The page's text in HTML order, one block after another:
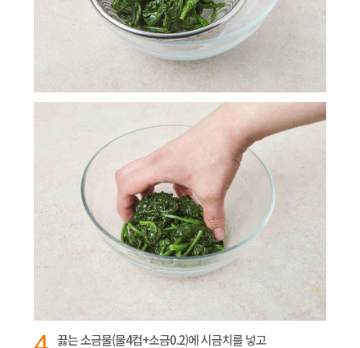
끓는 소금물(물4컵+소금0.2)에 시금치를 넣고